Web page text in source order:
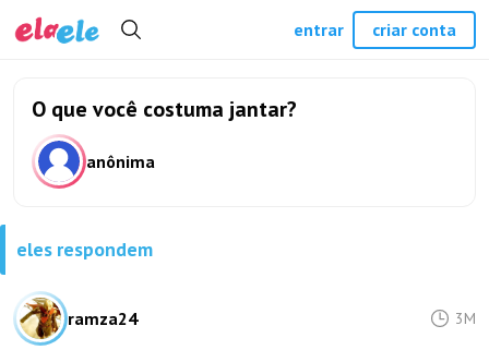
O que você costuma jantar?
anônima
eles respondem
ramza24 3M
entrar criar conta